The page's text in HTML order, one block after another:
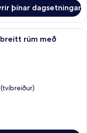
þínar dagsetningar
strauborð, ferðavagga,
rúm með